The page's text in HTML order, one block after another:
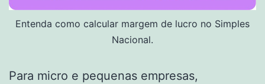
Entenda como calcular margem de lucro no Simples
Nacional.
Para micro e pequenas empresas,